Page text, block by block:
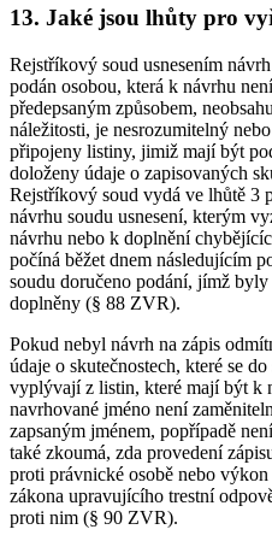
13. Jaké jsou lhůty pro
Rejstříkový soud usnesením
podán osobou, která k návrhu
předepsaným způsobem,
náležitosti, je nesrozumitelný
připojeny listiny, jimiž mají být
doloženy údaje o zapisovaných
Rejstříkový soud vydá ve lhůtě 3
návrhu soudu usnesení, kterým
návrhu nebo k doplnění
počíná běžet dnem následujícím
soudu doručeno podání, jímž
doplněny (§ 88 ZVR).
Pokud nebyl návrh na zápis
údaje o skutečnostech, které se
vyplývají z listin, které mají být k
navrhované jméno není
zapsaným jménem, popřípadě
také zkoumá, zda provedení
proti právnické osobě nebo
zákona upravujícího trestní
proti nim (§ 90 ZVR).